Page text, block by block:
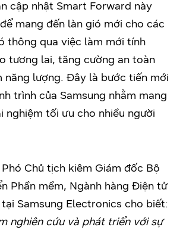
cập nhật Smart Forward này
mang đến làn gió mới cho các
thông qua việc làm mới tính
tương lai, tăng cường an toàn
năng lượng. Đây là bước tiến mới
trình của Samsung nhằm mang
nghiệm tối ưu cho nhiều người
Chủ tịch kiêm Giám đốc Bộ
Phần mềm, Ngành hàng Điện tử
Samsung Electronics cho biết:
nghiên cứu và phát triển với sự